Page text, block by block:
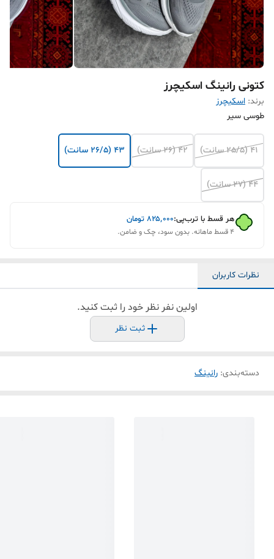
کتونی رانینگ اسکیچرز
برند: اسکیچرز
طوسی سیر
41 (25/5 سانت) 42 (26 سانت) 43 (26/5 سانت)
44 (27 سانت)
هر قسط با ترب‌پی:۸۲۵٬۰۰۰ تومان
۴ قسط ماهانه. بدون سود، چک و ضامن.
نظرات کاربران
اولین نفر نظر خود را ثبت کنید.
ثبت نظر
دسته‌بندی: رانینگ